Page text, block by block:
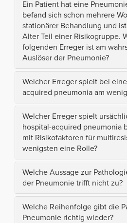
Ein Patient hat eine
befand sich schon mehrere
stationärer Behandlung und
Alter Teil einer Risikogruppe.
folgenden Erreger ist am
Auslöser der Pneumonie?
Welcher Erreger spielt bei
acquired pneumonia am
Welcher Erreger spielt
hospital-acquired pneumonia
mit Risikofaktoren für
wenigsten eine Rolle?
Welche Aussage zur
der Pneumonie trifft nicht zu?
Welche Reihenfolge gibt die
Pneumonie richtig wieder?